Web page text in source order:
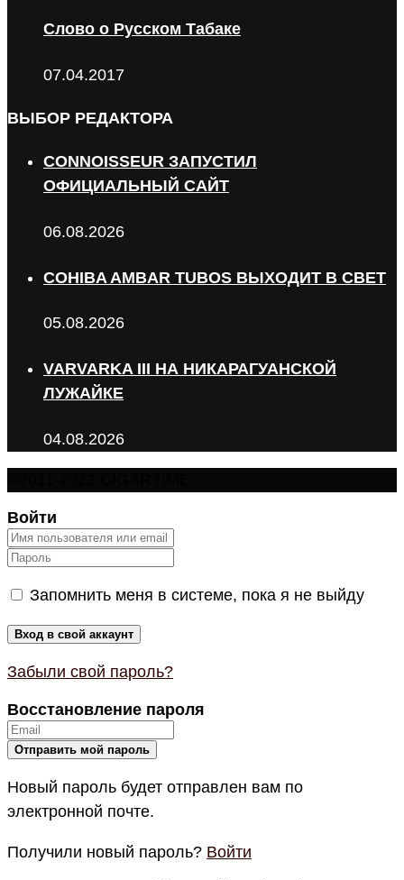
Слово о Русском Табаке
07.04.2017
ВЫБОР РЕДАКТОРА
CONNOISSEUR ЗАПУСТИЛ
ОФИЦИАЛЬНЫЙ САЙТ
06.08.2026
COHIBA AMBAR TUBOS ВЫХОДИТ В СВЕТ
05.08.2026
VARVARKA III НА НИКАРАГУАНСКОЙ
ЛУЖАЙКЕ
04.08.2026
Войти
Запомнить меня в системе, пока я не выйду
Забыли свой пароль?
Восстановление пароля
Новый пароль будет отправлен вам по
электронной почте.
Получили новый пароль? Войти